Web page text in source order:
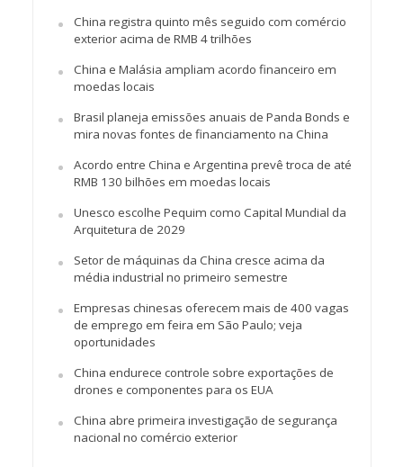
China registra quinto mês seguido com comércio
exterior acima de RMB 4 trilhões
China e Malásia ampliam acordo financeiro em
moedas locais
Brasil planeja emissões anuais de Panda Bonds e
mira novas fontes de financiamento na China
Acordo entre China e Argentina prevê troca de até
RMB 130 bilhões em moedas locais
Unesco escolhe Pequim como Capital Mundial da
Arquitetura de 2029
Setor de máquinas da China cresce acima da
média industrial no primeiro semestre
Empresas chinesas oferecem mais de 400 vagas
de emprego em feira em São Paulo; veja
oportunidades
China endurece controle sobre exportações de
drones e componentes para os EUA
China abre primeira investigação de segurança
nacional no comércio exterior